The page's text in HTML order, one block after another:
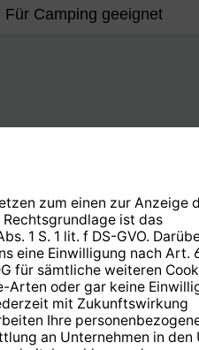
Für Camping geeignet